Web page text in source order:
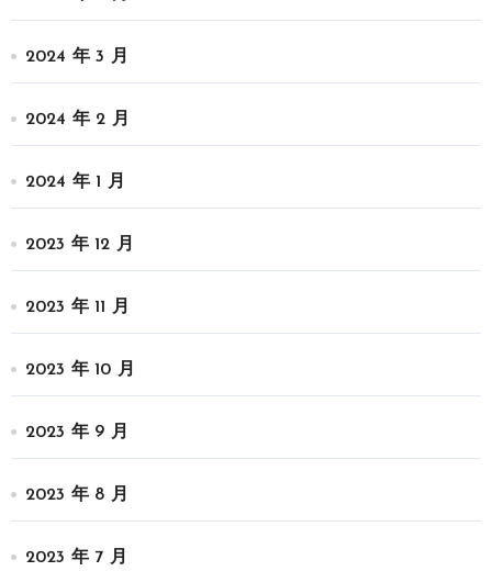
2024 年 3 月
2024 年 2 月
2024 年 1 月
2023 年 12 月
2023 年 11 月
2023 年 10 月
2023 年 9 月
2023 年 8 月
2023 年 7 月